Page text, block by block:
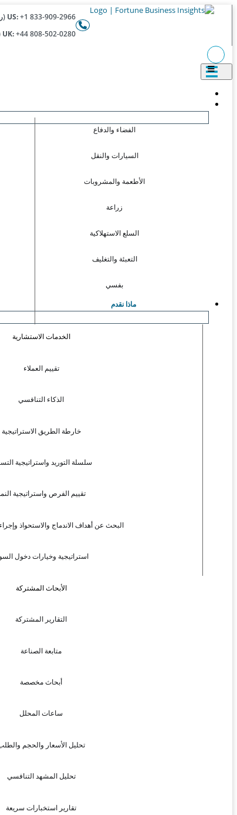
US:+1 833-909-2966 (رقم مجاني)
UK:+44 808-502-0280 (رقم مجاني)
الفضاء والدفاع
السيارات والنقل
الأطعمة والمشروبات
زراعة
السلع الاستهلاكية
التعبئة والتغليف
بفسي
ماذا نقدم
الخدمات الاستشارية
تقييم العملاء
الذكاء التنافسي
خارطة الطريق الاستراتيجية
سلسلة التوريد واستراتيجية
تقييم الفرص واستراتيجية
البحث عن أهداف الاندماج والاستحواذ وإجراء
استراتيجية وخيارات دخول
الأبحاث المشتركة
التقارير المشتركة
متابعة الصناعة
أبحاث مخصصة
ساعات المحلل
تحليل الأسعار والحجم
تحليل المشهد التنافسي
تقارير استخبارات سريعة